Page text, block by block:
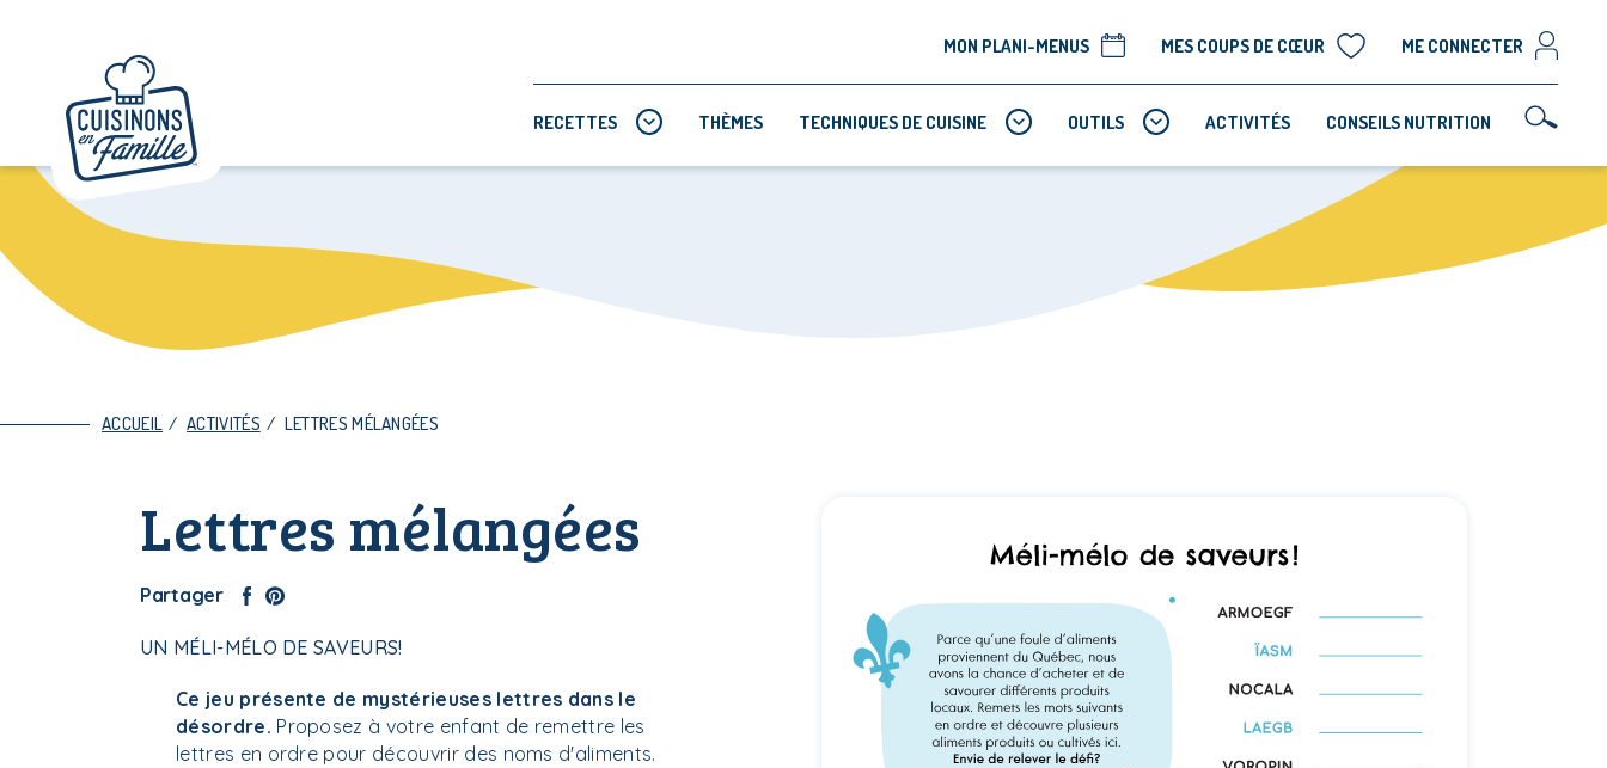
MON PLANI-MENUS MES COUPS DE CŒUR ME CONNECTER
RECETTES THÈMES TECHNIQUES DE CUISINE OUTILS ACTIVITÉS CONSEILS NUTRITION
ACCUEIL / ACTIVITÉS / LETTRES MÉLANGÉES
Lettres mélangées
Partager
UN MÉLI-MÉLO DE SAVEURS!
Ce jeu présente de mystérieuses lettres dans le
désordre. Proposez à votre enfant de remettre les
lettres en ordre pour découvrir des noms d'aliments.